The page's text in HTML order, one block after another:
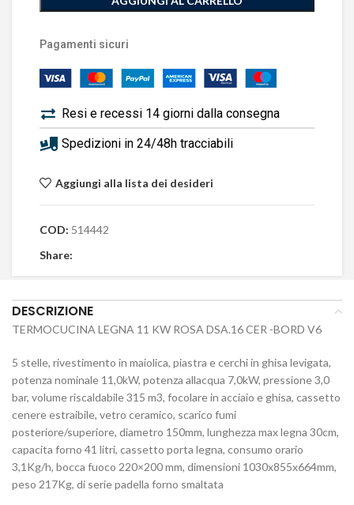
Pagamenti sicuri
Resi e recessi 14 giorni dalla consegna
Spedizioni in 24/48h tracciabili
Aggiungi alla lista dei desideri
COD: 514442
Share:
DESCRIZIONE
TERMOCUCINA LEGNA 11 KW ROSA DSA.16 CER -BORD V6
5 stelle, rivestimento in maiolica, piastra e cerchi in ghisa levigata,
potenza nominale 11,0kW, potenza allacqua 7,0kW, pressione 3,0
bar, volume riscaldabile 315 m3, focolare in acciaio e ghisa, cassetto
cenere estraibile, vetro ceramico, scarico fumi
posteriore/superiore, diametro 150mm, lunghezza max legna 30cm,
capacita forno 41 litri, cassetto porta legna, consumo orario
3,1Kg/h, bocca fuoco 220×200 mm, dimensioni 1030x855x664mm,
peso 217Kg, di serie padella forno smaltata